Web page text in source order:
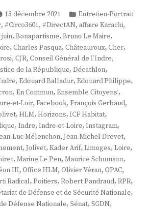
13 décembre 2021
Publié
dans
Entretien-Portrait
, #Circo3601, #DirectAN, affaire Karachi,
, Bonapartisme, Bruno Le Maire,
, Charles Pasqua, Châteauroux, Cher,
, CJR, Conseil Général de l'Indre,
de la République, Décathlon,
, Edouard Balladur, Edouard Philippe,
, En Commun, Ensemble Citoyens!,
et-Loir, Facebook, François Gerbaud,
, HLM, Horizons, ICF Habitat,
, Indre, Indre-et-Loire, Instagram,
Luc Mélenchon, Jean-Michel Drevet,
, Jolivet, Kader Arif, Limoges, Loire,
, Marine Le Pen, Maurice Schumann,
III, Office HLM, Olivier Véran, OPAC,
Radical, Poitiers, Robert Pandraud, RPR,
de Défense et de Sécurité Nationale,
Défense Nationale, Sénat, SGDN,